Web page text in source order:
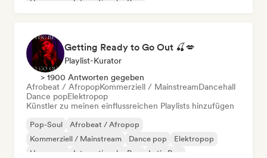
Hyperpop Internationaler Pop
Getting Ready to Go Out 🍒💋
Playlist-Kurator
> 1900 Antworten gegeben
Afrobeat / AfropopKommerziell / MainstreamDancehall
Dance popElektropop
Künstler zu meinen einflussreichen Playlists hinzufügen
Pop-Soul
Afrobeat / Afropop
Kommerziell / Mainstream
Dance pop
Elektropop
Hyperpop
Internationaler Pop Latin Pop